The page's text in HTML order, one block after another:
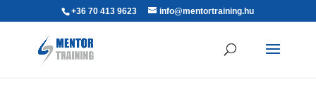
+36 70 413 9623 info@mentortraining.hu